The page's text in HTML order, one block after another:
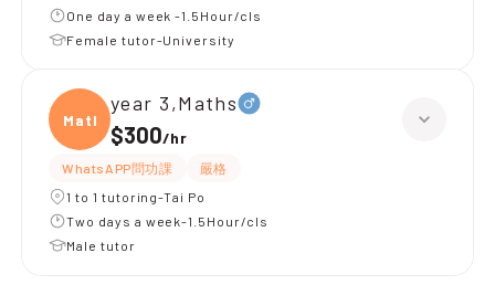
One day a week -1.5Hour/cls
Female tutor-University
Maths
year 3,Maths
$300/hr
WhatsAPP問功課
嚴格
1 to 1 tutoring-Tai Po
Two days a week-1.5Hour/cls
Male tutor